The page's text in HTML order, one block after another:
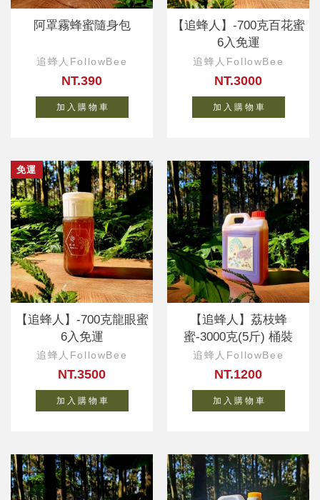
阿罩霧蜂蜜隨身包
追蜂人FollowBee
NT.390
加 入 購 物 車
【追蜂人】-700克百花蜜
6入免運
追蜂人FollowBee
NT.3000
加 入 購 物 車
免運
【追蜂人】-700克龍眼蜜
6入免運
追蜂人FollowBee
NT.3500
加 入 購 物 車
【追蜂人】荔枝蜂
蜜-3000克(5斤) 桶裝
追蜂人FollowBee
NT.1200
加 入 購 物 車